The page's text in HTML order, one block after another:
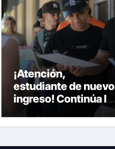
¡Atención,
estudiante de nuevo
ingreso! Continúa la
documentos en la